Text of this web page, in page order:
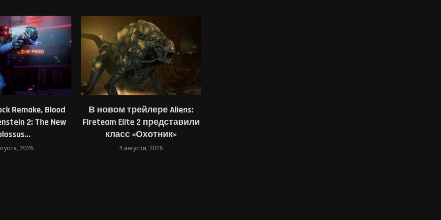
Aliens:
2 представили
«Охотник»
2026
Японец увидел в списке
желаемого одного-
единственного чеха — и
перевёл...